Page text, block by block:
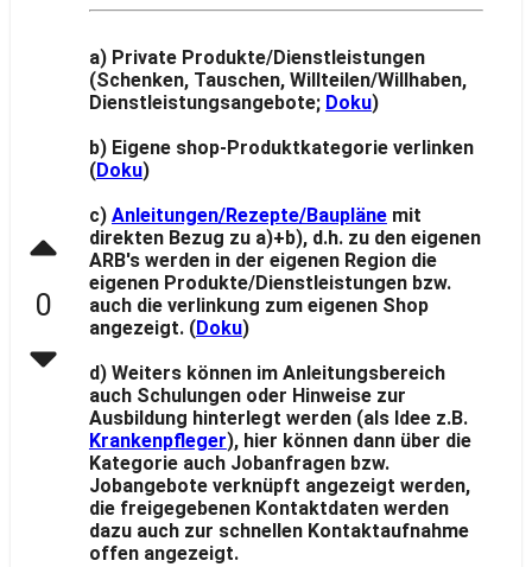
0
a) Private Produkte/Dienstleistungen
(Schenken, Tauschen, Willteilen/Willhaben,
Dienstleistungsangebote; Doku)
b) Eigene shop-Produktkategorie verlinken
(Doku)
c) Anleitungen/Rezepte/Bauplänemit
direkten Bezug zu a)+b), d.h. zu den eigenen
ARB's werden in der eigenen Region die
eigenen Produkte/Dienstleistungen bzw.
auch die verlinkung zum eigenen Shop
angezeigt. (Doku)
d) Weiters können im Anleitungsbereich
auch Schulungen oder Hinweise zur
Ausbildung hinterlegt werden (als Idee z.B.
Krankenpfleger), hier können dann über die
Kategorie auch Jobanfragen bzw.
Jobangebote verknüpft angezeigt werden,
die freigegebenen Kontaktdaten werden
dazu auch zur schnellen Kontaktaufnahme
offen angezeigt.